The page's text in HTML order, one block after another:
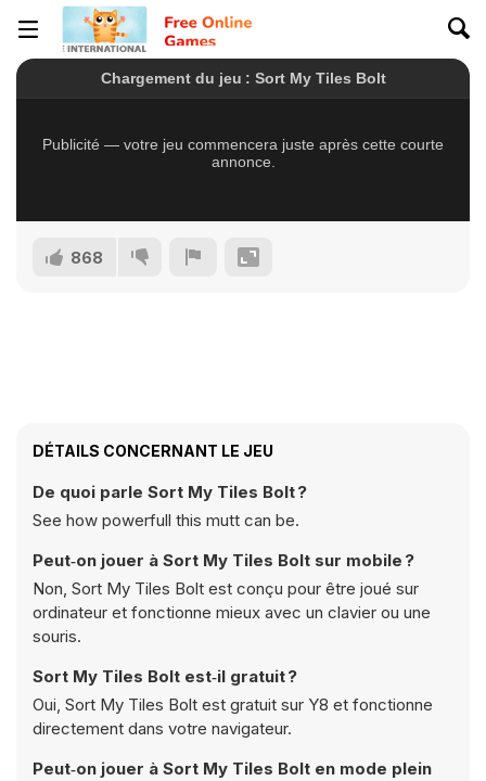
868
DÉTAILS CONCERNANT LE JEU
De quoi parle Sort My Tiles Bolt ?
See how powerfull this mutt can be.
Peut‑on jouer à Sort My Tiles Bolt sur mobile ?
Non, Sort My Tiles Bolt est conçu pour être joué sur
ordinateur et fonctionne mieux avec un clavier ou une
souris.
Sort My Tiles Bolt est‑il gratuit ?
Oui, Sort My Tiles Bolt est gratuit sur Y8 et fonctionne
directement dans votre navigateur.
Peut‑on jouer à Sort My Tiles Bolt en mode plein